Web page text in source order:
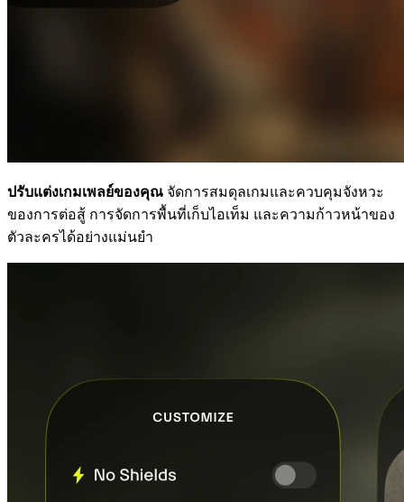
ปรับแต่งเกมเพลย์ของคุณ จัดการสมดุลเกมและควบคุมจังหวะ
ของการต่อสู้ การจัดการพื้นที่เก็บไอเท็ม และความก้าวหน้าของ
ตัวละครได้อย่างแม่นยำ